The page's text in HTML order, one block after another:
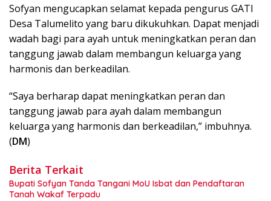
Sofyan mengucapkan selamat kepada pengurus GATI
Desa Talumelito yang baru dikukuhkan. Dapat menjadi
wadah bagi para ayah untuk meningkatkan peran dan
tanggung jawab dalam membangun keluarga yang
harmonis dan berkeadilan.
“Saya berharap dapat meningkatkan peran dan
tanggung jawab para ayah dalam membangun
keluarga yang harmonis dan berkeadilan,” imbuhnya.
(DM)
Berita Terkait
Bupati Sofyan Tanda Tangani MoU Isbat dan Pendaftaran
Tanah Wakaf Terpadu